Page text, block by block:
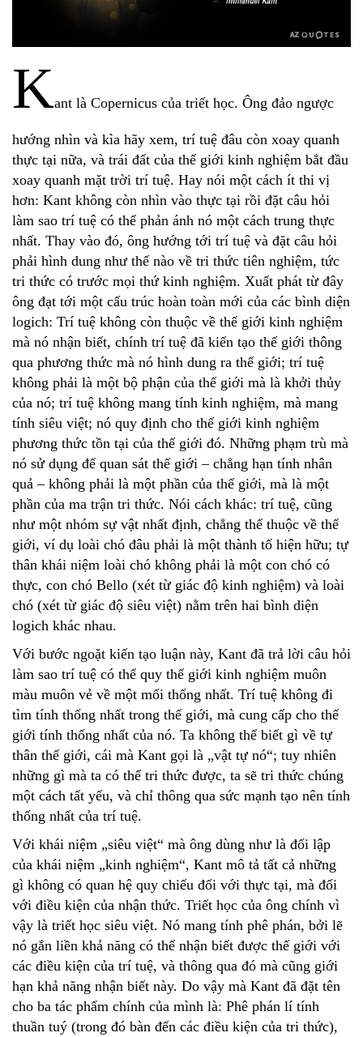
Kant là Copernicus của triết học. Ông đảo ngược
hướng nhìn và kìa hãy xem, trí tuệ đâu còn xoay quanh
thực tại nữa, và trái đất của thế giới kinh nghiệm bắt đầu
xoay quanh mặt trời trí tuệ. Hay nói một cách ít thi vị
hơn: Kant không còn nhìn vào thực tại rồi đặt câu hỏi
làm sao trí tuệ có thể phản ánh nó một cách trung thực
nhất. Thay vào đó, ông hướng tới trí tuệ và đặt câu hỏi
phải hình dung như thế nào về tri thức tiên nghiệm, tức
tri thức có trước mọi thứ kinh nghiệm. Xuất phát từ đây
ông đạt tới một cấu trúc hoàn toàn mới của các bình diện
logich: Trí tuệ không còn thuộc về thế giới kinh nghiệm
mà nó nhận biết, chính trí tuệ đã kiến tạo thế giới thông
qua phương thức mà nó hình dung ra thế giới; trí tuệ
không phải là một bộ phận của thế giới mà là khởi thủy
của nó; trí tuệ không mang tính kinh nghiệm, mà mang
tính siêu việt; nó quy định cho thế giới kinh nghiệm
phương thức tồn tại của thế giới đó. Những phạm trù mà
nó sử dụng để quan sát thế giới – chẳng hạn tính nhân
quả – không phải là một phần của thế giới, mà là một
phần của ma trận tri thức. Nói cách khác: trí tuệ, cũng
như một nhóm sự vật nhất định, chẳng thể thuộc về thế
giới, ví dụ loài chó đâu phải là một thành tố hiện hữu; tự
thân khái niệm loài chó không phải là một con chó có
thực, con chó Bello (xét từ giác độ kinh nghiệm) và loài
chó (xét từ giác độ siêu việt) nằm trên hai bình diện
logich khác nhau.
Với bước ngoặt kiến tạo luận này, Kant đã trả lời câu hỏi
làm sao trí tuệ có thể quy thế giới kinh nghiệm muôn
màu muôn vẻ về một mối thống nhất. Trí tuệ không đi
tìm tính thống nhất trong thế giới, mà cung cấp cho thế
giới tính thống nhất của nó. Ta không thể biết gì về tự
thân thế giới, cái mà Kant gọi là „vật tự nó“; tuy nhiên
những gì mà ta có thể tri thức được, ta sẽ tri thức chúng
một cách tất yếu, và chỉ thông qua sức mạnh tạo nên tính
thống nhất của trí tuệ.
Với khái niệm „siêu việt“ mà ông dùng như là đối lập
của khái niệm „kinh nghiệm“, Kant mô tả tất cả những
gì không có quan hệ quy chiếu đối với thực tại, mà đối
với điều kiện của nhận thức. Triết học của ông chính vì
vậy là triết học siêu việt. Nó mang tính phê phán, bởi lẽ
nó gắn liền khả năng có thể nhận biết được thế giới với
các điều kiện của trí tuệ, và thông qua đó mà cũng giới
hạn khả năng nhận biết này. Do vậy mà Kant đã đặt tên
cho ba tác phẩm chính của mình là: Phê phán lí tính
thuần tuý (trong đó bàn đến các điều kiện của tri thức),